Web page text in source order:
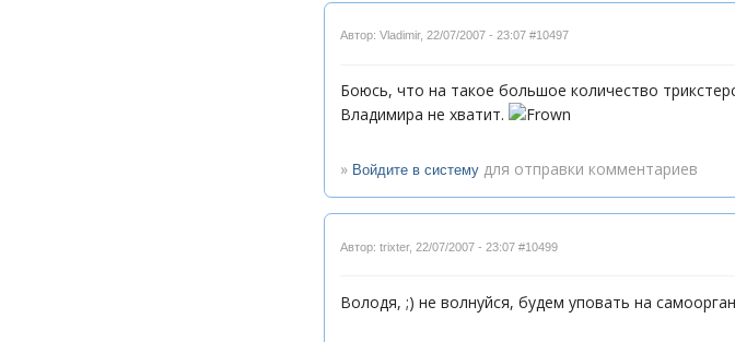
Автор: Vladimir, 22/07/2007 - 23:07 #10497
Боюсь, что на такое большое количество
Владимира не хватит.
» Войдите в систему для отправки комментариев
Автор: trixter, 22/07/2007 - 23:07 #10499
Володя, ;) не волнуйся, будем уповать на